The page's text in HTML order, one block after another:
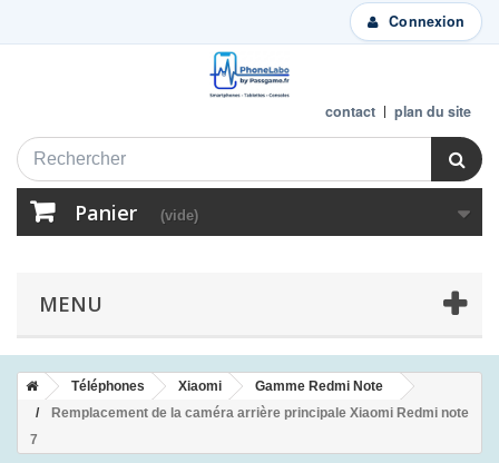
Connexion
contact plan du site
Panier (vide)
MENU
Téléphones Xiaomi
Gamme Redmi Note
Remplacement de la caméra arrière principale Xiaomi Redmi note
7